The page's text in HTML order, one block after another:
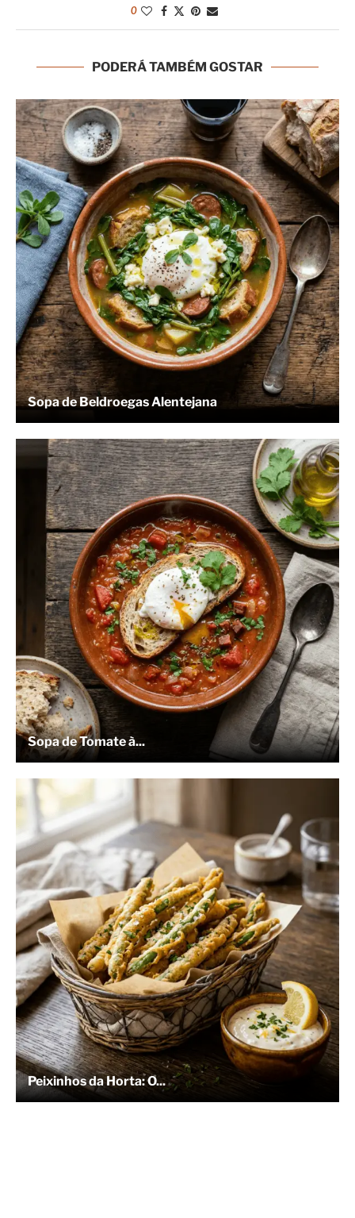
0
PODERÁ TAMBÉM GOSTAR
Sopa de Beldroegas Alentejana
Sopa de Tomate à...
Peixinhos da Horta: O...